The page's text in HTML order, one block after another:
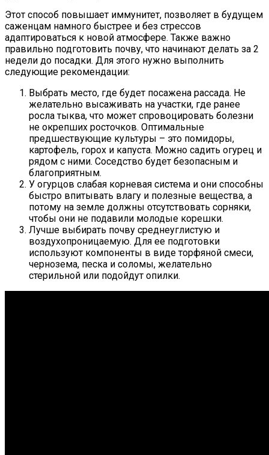
Этот способ повышает иммунитет, позволяет в будущем
саженцам намного быстрее и без стрессов
адаптироваться к новой атмосфере. Также важно
правильно подготовить почву, что начинают делать за 2
недели до посадки. Для этого нужно выполнить
следующие рекомендации:
Выбрать место, где будет посажена рассада. Не
желательно высаживать на участки, где ранее
росла тыква, что может спровоцировать болезни
не окрепших росточков. Оптимальные
предшествующие культуры – это помидоры,
картофель, горох и капуста. Можно садить огурец и
рядом с ними. Соседство будет безопасным и
благоприятным.
У огурцов слабая корневая система и они способны
быстро впитывать влагу и полезные вещества, а
потому на земле должны отсутствовать сорняки,
чтобы они не подавили молодые корешки.
Лучше выбирать почву среднеуглистую и
воздухопроницаемую. Для ее подготовки
используют компоненты в виде торфяной смеси,
чернозема, песка и соломы, желательно
стерильной или подойдут опилки.